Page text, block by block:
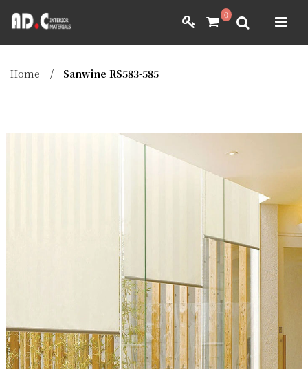
0
FILM DÁN NỘI THẤT
DÀNH CHO ĐẠI LÝ
ADC INTERIOR
GIẤY DÁN TƯỜNG NHẬT BẢN
MÀNH RÈM NHẬT BẢN
VẢI BỌC NỘI THẤT
DÀNH CHO ĐẠI LÝ
Home / Sanwine RS583-585